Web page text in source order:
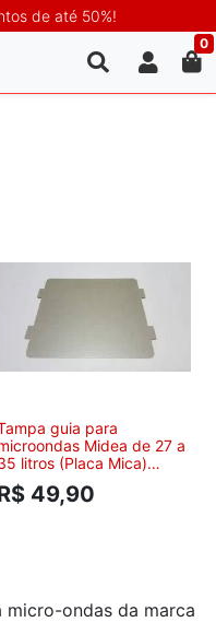
de até 50%!
0
guia para
Midea de 27 a
litros (Placa Mica)
Peças Originais Midea -
49,90
ondas da marca